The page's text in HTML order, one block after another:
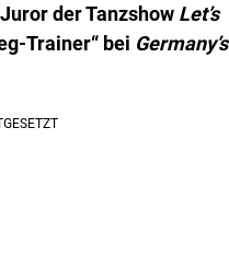
der Tanzshow Let’s
Trainer“ bei Germany’s